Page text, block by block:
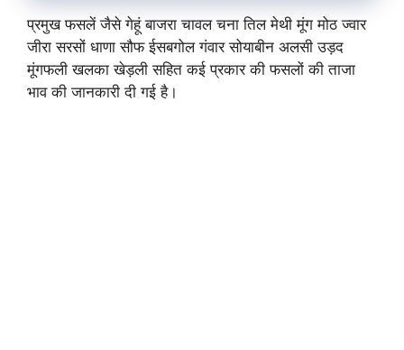
प्रमुख फसलें जैसे गेहूं बाजरा चावल चना तिल मेथी मूंग मोठ ज्वार
जीरा सरसों धाणा सौफ ईसबगोल गंवार सोयाबीन अलसी उड़द
मूंगफली खलका खेड़ली सहित कई प्रकार की फसलों की ताजा
भाव की जानकारी दी गई है।